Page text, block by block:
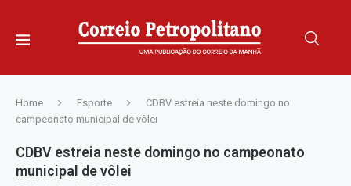
Home Esporte
CDBV estreia neste domingo no
campeonato municipal de vôlei
CDBV estreia neste domingo no campeonato
municipal de vôlei